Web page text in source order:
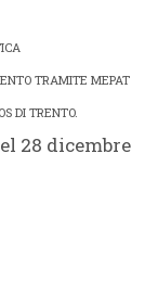
TRAMITE MEPAT
DI TRENTO.
28 dicembre